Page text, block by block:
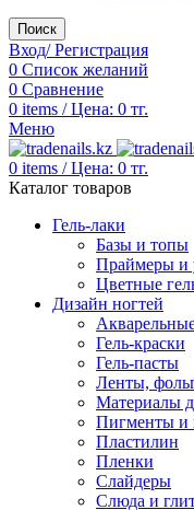
Поиск
Вход/ Регистрация
0 Список желаний
0 Сравнение
0 items / Цена: 0 тг.
Меню
0 items / Цена: 0 тг.
Каталог товаров
Гель-лаки
Базы и топы
Праймеры и
Цветные
Дизайн ногтей
Гель-краски
Гель-пасты
Ленты,
Материалы
Пигменты и
Пластилин
Пленки
Слайдеры
Слюда и